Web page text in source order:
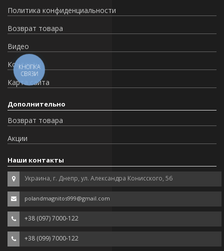
Политика конфиденциальности
Возврат товара
Видео
Контакты
Карта сайта
Дополнительно
Возврат товара
Акции
Наши контакты
Украина, г. Днепр, ул. Александра Конисского, 56
polandmagnitos999@gmail.com
+38 (097) 7000-122
+38 (099) 7000-122
КНОПКА
СВЯЗИ